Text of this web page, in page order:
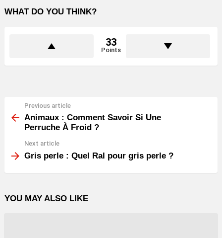
WHAT DO YOU THINK?
33
Points
more
Previous article
Animaux : Comment Savoir Si Une
Perruche À Froid ?
Next article
Gris perle : Quel Ral pour gris perle ?
YOU MAY ALSO LIKE